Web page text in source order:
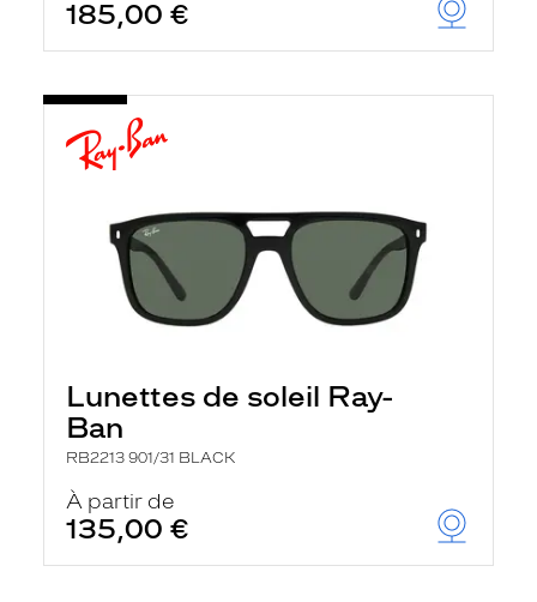
185,00 €
Lunettes de soleil Ray-
Ban
RB2213 901/31 BLACK
À partir de
135,00 €